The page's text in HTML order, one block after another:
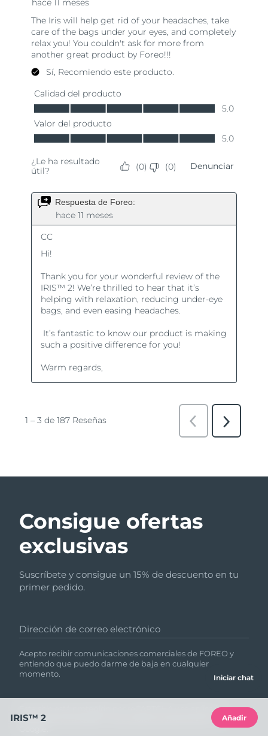
Consigue ofertas
exclusivas
Suscríbete y consigue un 15% de descuento en tu
primer pedido.
Dirección de correo electrónico
Acepto recibir comunicaciones comerciales de FOREO y
entiendo que puedo darme de baja en cualquier
momento.
Este sitio está protegido por reCAPTCHA y se aplica la
Política de privacidad
las Condiciones del servicio de
Iniciar chat
IRIS™ 2 Añadir